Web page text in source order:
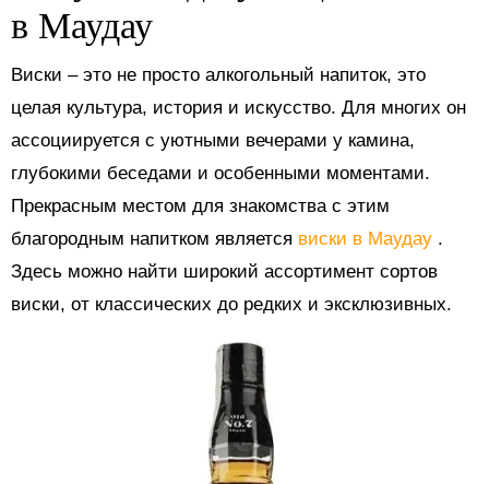
в Маудау
Виски – это не просто алкогольный напиток, это
целая культура, история и искусство. Для многих он
ассоциируется с уютными вечерами у камина,
глубокими беседами и особенными моментами.
Прекрасным местом для знакомства с этим
благородным напитком является виски в Маудау .
Здесь можно найти широкий ассортимент сортов
виски, от классических до редких и эксклюзивных.